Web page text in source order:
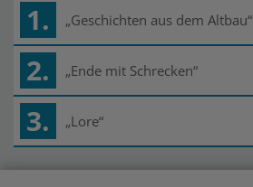
1. „Geschichten aus dem Altbau“
2. „Ende mit Schrecken“
3. „Lore“